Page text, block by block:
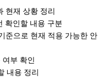
현재 상황 정리
확인할 내용 구분
준으로 현재 적용 가능한 안
부 확인
내용 정리